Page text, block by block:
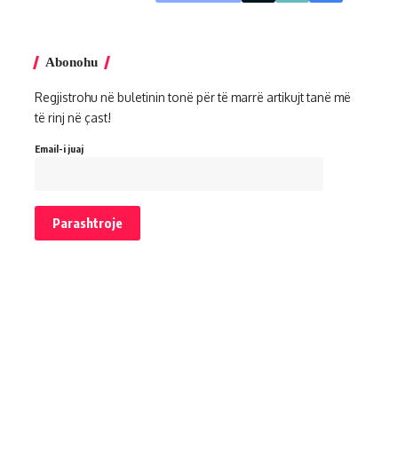
Abonohu
Regjistrohu në buletinin tonë për të marrë artikujt tanë më
të rinj në çast!
Email-i juaj